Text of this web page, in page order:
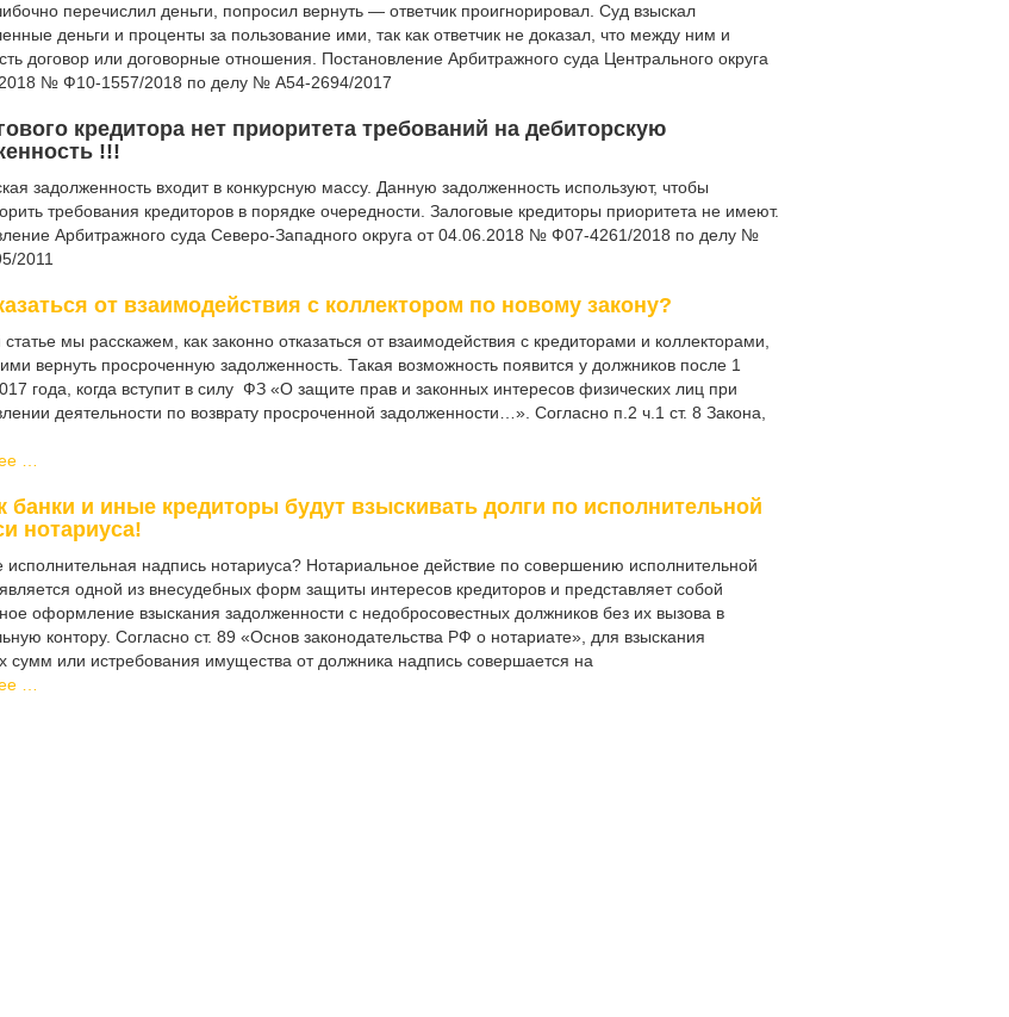
перечислил деньги, попросил вернуть — ответчик проигнорировал. Суд взыскал
деньги и проценты за пользование ими, так как ответчик не доказал, что между ним и
договор или договорные отношения. Постановление Арбитражного суда Центрального округа
№ Ф10-1557/2018 по делу № А54-2694/2017
кредитора нет приоритета требований на дебиторскую
!!!
задолженность входит в конкурсную массу. Данную задолженность используют, чтобы
требования кредиторов в порядке очередности. Залоговые кредиторы приоритета не имеют.
Арбитражного суда Северо-Западного округа от 04.06.2018 № Ф07-4261/2018 по делу №
2011
от взаимодействия с коллектором по новому закону?
мы расскажем, как законно отказаться от взаимодействия с кредиторами и коллекторами,
вернуть просроченную задолженность. Такая возможность появится у должников после 1
года, когда вступит в силу ФЗ «О защите прав и законных интересов физических лиц при
деятельности по возврату просроченной задолженности…». Согласно п.2 ч.1 ст. 8 Закона,
…
банки и иные кредиторы будут взыскивать долги по исполнительной
нотариуса!
исполнительная надпись нотариуса? Нотариальное действие по совершению исполнительной
одной из внесудебных форм защиты интересов кредиторов и представляет собой
оформление взыскания задолженности с недобросовестных должников без их вызова в
контору. Согласно ст. 89 «Основ законодательства РФ о нотариате», для взыскания
сумм или истребования имущества от должника надпись совершается на
…